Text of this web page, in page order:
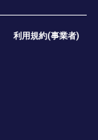
利用規約(事業者)